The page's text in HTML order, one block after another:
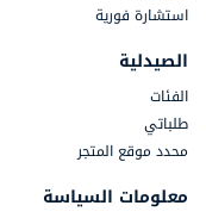
استشارة فورية
الصيدلية
الفئات
طلباتي
محدد موقع المتجر
معلومات السياسة